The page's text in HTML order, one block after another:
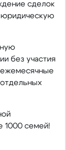
сделок
юридическую
без участия
ежемесячные
1000 семей!